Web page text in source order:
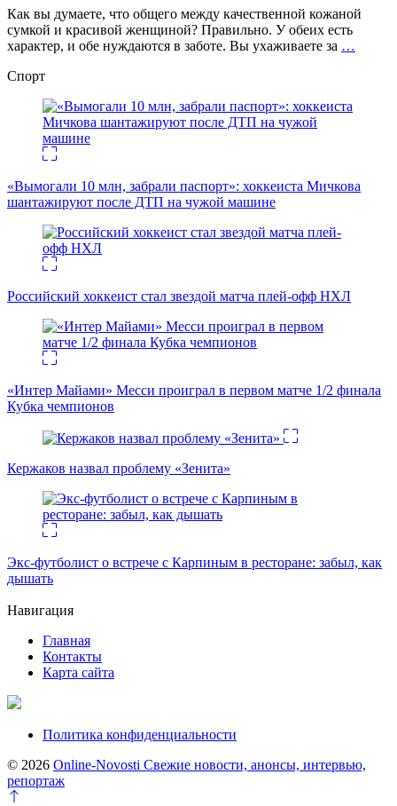
Как вы думаете, что общего между качественной кожаной
сумкой и красивой женщиной? Правильно. У обеих есть
характер, и обе нуждаются в заботе. Вы ухаживаете за …
Спорт
«Вымогали 10 млн, забрали паспорт»: хоккеиста Мичкова
шантажируют после ДТП на чужой машине
Российский хоккеист стал звездой матча плей-офф НХЛ
«Интер Майами» Месси проиграл в первом матче 1/2 финала
Кубка чемпионов
Кержаков назвал проблему «Зенита»
Экс-футболист о встрече с Карпиным в ресторане: забыл, как
дышать
Навигация
Главная
Контакты
Карта сайта
Политика конфиденциальности
© 2026 Online-Novosti Свежие новости, анонсы, интервью,
репортаж
Перейти